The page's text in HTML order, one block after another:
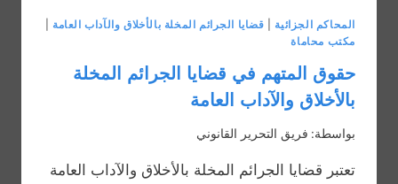
المحاكم الجزائية قضايا الجرائم المخلة بالأخلاق والآداب العامة
مكتب محاماة
حقوق المتهم في قضايا الجرائم المخلة
بالأخلاق والآداب العامة
بواسطة: فريق التحرير القانوني
تعتبر قضايا الجرائم المخلة بالأخلاق والآداب العامة